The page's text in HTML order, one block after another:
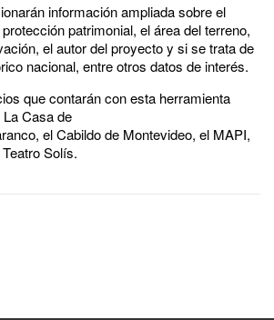
información ampliada sobre el
patrimonial, el área del terreno,
el autor del proyecto y si se trata de
nacional, entre otros datos de interés.
que contarán con esta herramienta
Casa de
el Cabildo de Montevideo, el MAPI,
Solís.